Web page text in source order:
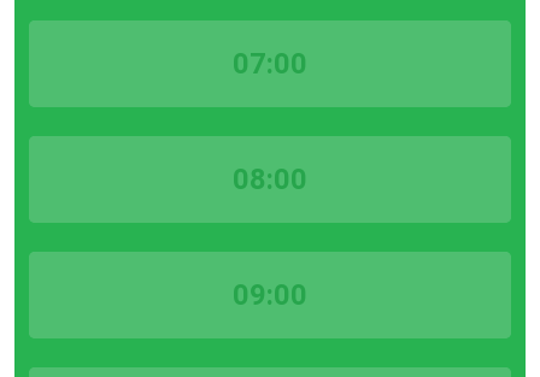
07:00
08:00
09:00